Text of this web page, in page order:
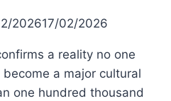
202617/02/2026
a reality no one
a major cultural
one hundred thousand